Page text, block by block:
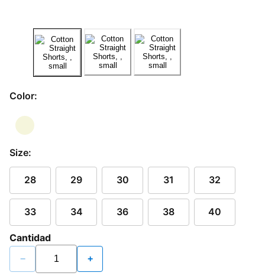
Color:
Size:
28 29 30 31 32
33 34 36 38 40
Cantidad
− +